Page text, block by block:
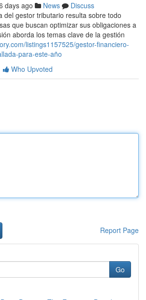
days ago News
Discuss
del gestor tributario resulta sobre todo
que buscan optimizar sus obligaciones a
aborda los temas clave de la gestión
listings1157525/gestor-financiero-
para-este-año
Who Upvoted
Report Page
Go